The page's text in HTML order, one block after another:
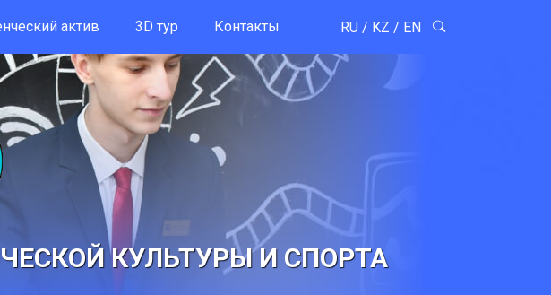
актив 3D тур Контакты RU / KZ / EN
КУЛЬТУРЫ И СПОРТА